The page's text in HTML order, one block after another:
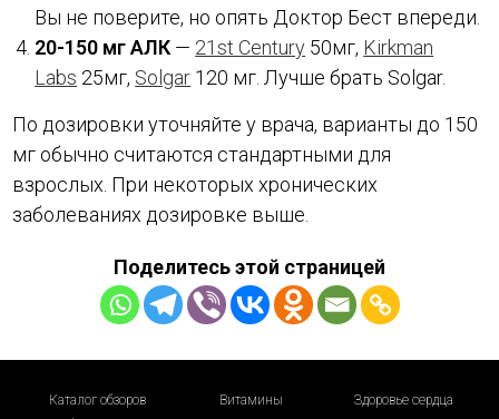
Вы не поверите, но опять Доктор Бест впереди.
20-150 мг АЛК — 21st Century 50мг, Kirkman
Labs 25мг, Solgar 120 мг. Лучше брать Solgar.
По дозировки уточняйте у врача, варианты до 150
мг обычно считаются стандартными для
взрослых. При некоторых хронических
заболеваниях дозировке выше.
Поделитесь этой страницей
Каталог обзоров
Витамины
Здоровье сердца